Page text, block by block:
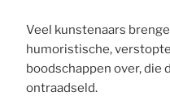
Veel kunstenaars
humoristische,
boodschappen over, die
ontraadseld.